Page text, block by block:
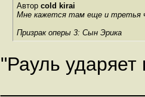
Автор cold kirai
Мне кажется там еще и третья
Призрак оперы 3: Сын Эрика
"Рауль ударяет